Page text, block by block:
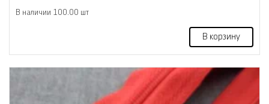
В наличии 100.00 шт
В корзину